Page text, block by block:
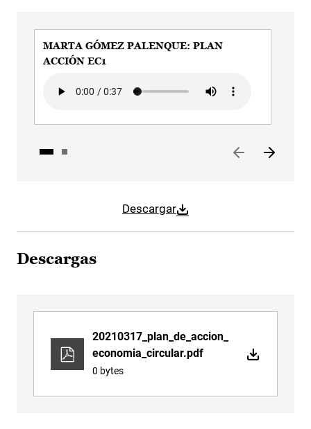
Descargar
MARTA GÓMEZ PALENQUE: PLAN
ACCIÓN EC1
Descargas
20210317_plan_de_accion_
economia_circular.pdf
0 bytes